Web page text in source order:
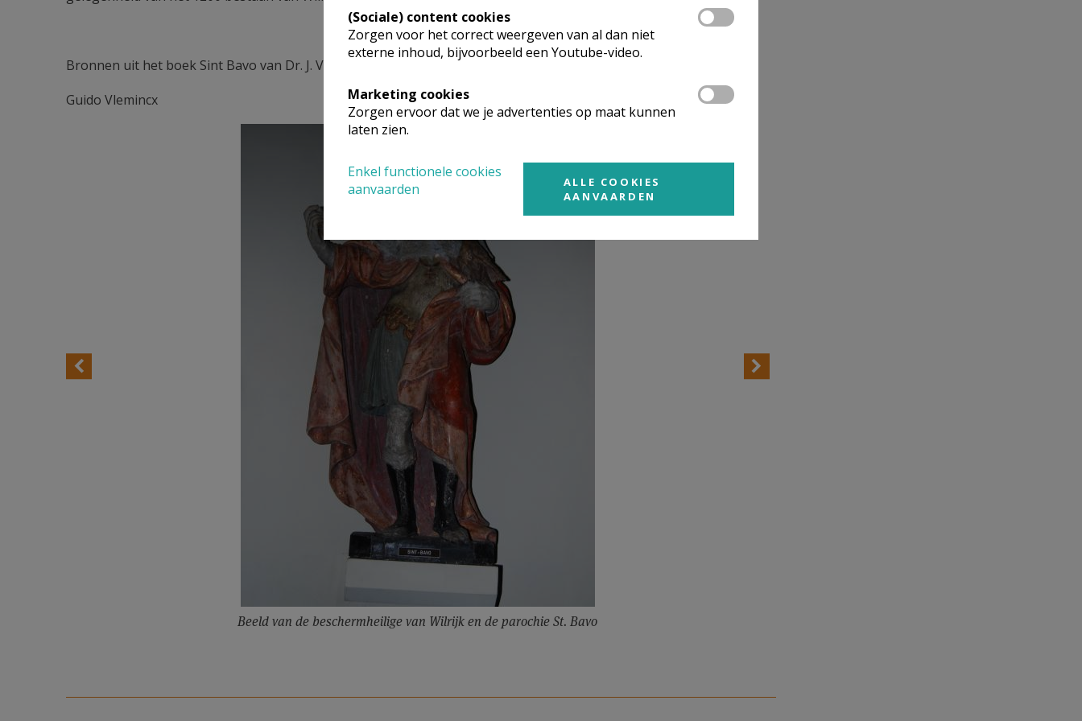
Bronnen uit het boek Sint Bavo van Dr. J. Van Brabant
Guido Vlemincx
Beeld van de beschermheilige van Wilrijk en de parochie St. Bavo
(Sociale) content cookies
Zorgen voor het correct weergeven van al dan niet
externe inhoud, bijvoorbeeld een Youtube-video.
Marketing cookies
Zorgen ervoor dat we je advertenties op maat kunnen
laten zien.
Enkel functionele cookies
aanvaarden
ALLE COOKIES
AANVAARDEN